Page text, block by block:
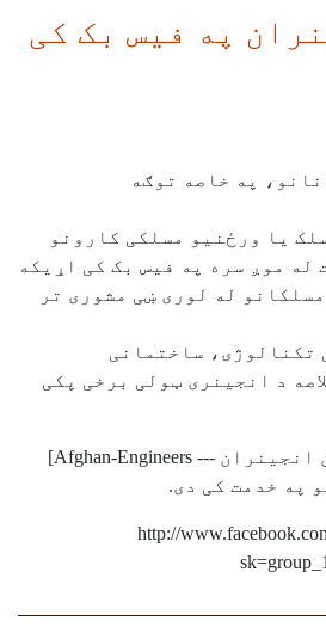
په فیس بک کی
په خاصه توګه
یا ورځنیو مسلکی کارونو
له موږ سره په فیس بک کی اړیکه
له لوری ښی مشوری تر
تکنالوژی، ساختمانی
د انجینری ټولی برخی پکی
په فیس بک کی: [افغان انجینران --- Afghan-Engineers]
په خدمت کی دی.
http://